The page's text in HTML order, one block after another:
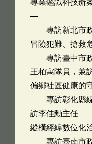
專業鑑識科技辦
—
專訪新北市政
冒險犯難、搶救
專訪臺中市政
王柏寓隊員，兼
偏鄉社區健康的
專訪彰化縣線
訪李佳勳主任
縱橫經緯數位化
專訪臺南市政